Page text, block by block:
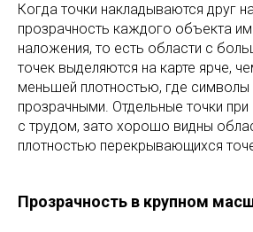
Когда точки накладываются друг
прозрачность каждого объекта
наложения, то есть области с
точек выделяются на карте ярче,
меньшей плотностью, где символы
прозрачными. Отдельные точки
с трудом, зато хорошо видны
плотностью перекрывающихся
Прозрачность в крупном